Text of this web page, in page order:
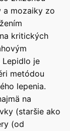
a mozaiky zo
kritických
Lepidlo je
metódou
lepenia.
na
(staršie ako
(od